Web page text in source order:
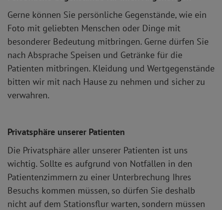
Gerne können Sie persönliche Gegenstände, wie ein
Foto mit geliebten Menschen oder Dinge mit
besonderer Bedeutung mitbringen. Gerne dürfen Sie
nach Absprache Speisen und Getränke für die
Patienten mitbringen. Kleidung und Wertgegenstände
bitten wir mit nach Hause zu nehmen und sicher zu
verwahren.
Privatsphäre unserer Patienten
Die Privatsphäre aller unserer Patienten ist uns
wichtig. Sollte es aufgrund von Notfällen in den
Patientenzimmern zu einer Unterbrechung Ihres
Besuchs kommen müssen, so dürfen Sie deshalb
nicht auf dem Stationsflur warten, sondern müssen